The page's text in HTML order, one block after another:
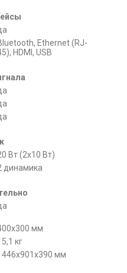
Ethernet (RJ-
HDMI, USB
Вт (2x10 Вт)
динамика
мм
кг
мм